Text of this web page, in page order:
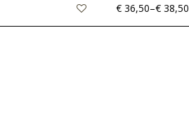
€ 36,50–€ 38,50